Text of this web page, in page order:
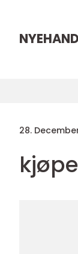
28.